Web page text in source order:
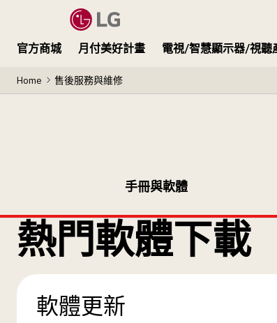
官方商城 月付美好計畫 電視/智慧顯示器/視聽
Home 售後服務與維修
手冊與軟體
熱門軟體下載
軟體更新